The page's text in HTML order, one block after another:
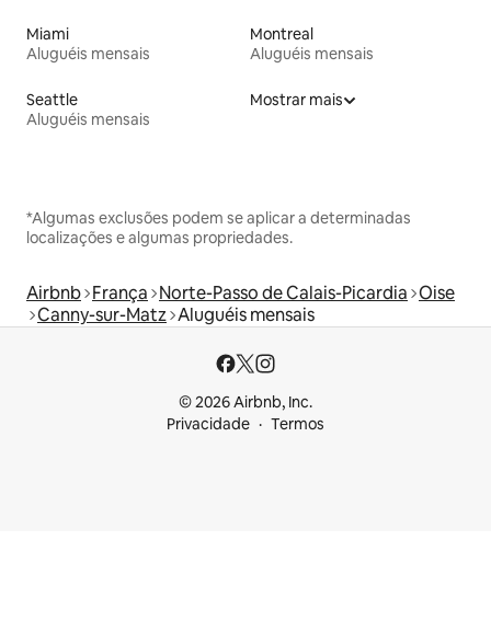
Miami
Aluguéis mensais
Montreal
Aluguéis mensais
Seattle
Aluguéis mensais
Mostrar mais
*Algumas exclusões podem se aplicar a determinadas
localizações e algumas propriedades.
Airbnb França Norte-Passo de Calais-Picardia Oise
Canny-sur-Matz Aluguéis mensais
© 2026 Airbnb, Inc.
Privacidade
Termos